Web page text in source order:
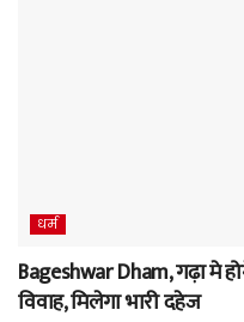
धर्म
Bageshwar Dham, गढ़ा मे
विवाह, मिलेगा भारी दहेज